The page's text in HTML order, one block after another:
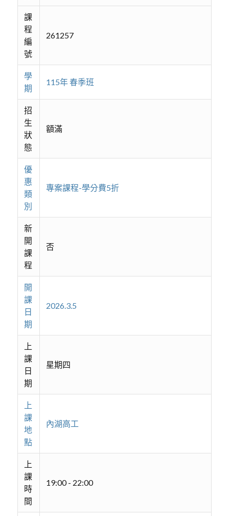
課
程
編
號
261257
學
期
115年 春季班
招
生
狀
態
額滿
優
惠
類
別
專案課程-學分費5折
新
開
課
程
否
開
課
日
期
2026.3.5
上
課
日
期
星期四
上
課
地
點
內湖高工
上
課
時
間
19:00 - 22:00